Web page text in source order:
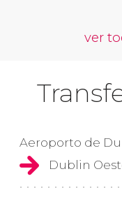
ver
Aeroporto de
Dublin